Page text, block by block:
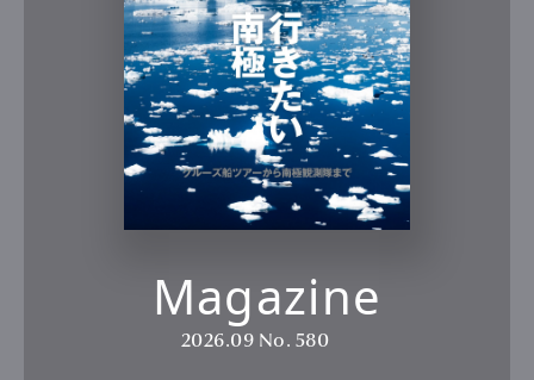
Magazine
2026.09 No. 580